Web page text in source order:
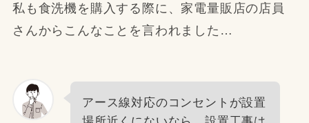
私も食洗機を購入する際に、家電量販店の店員
さんからこんなことを言われました…
アース線対応のコンセントが設置